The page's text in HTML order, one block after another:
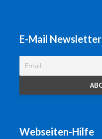
E-Mail Newsletter
Webseiten-Hilfe